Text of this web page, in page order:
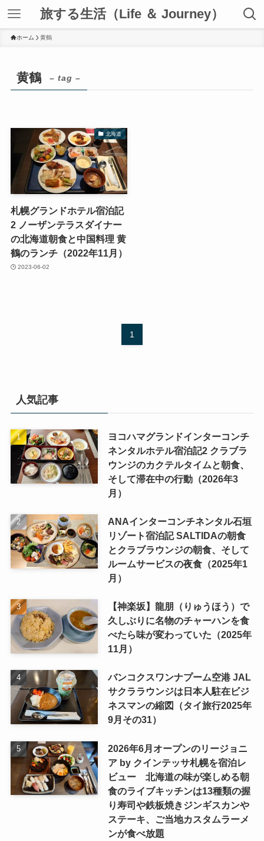
旅する生活（Life ＆ Journey）
ホーム 黄鶴
黄鶴 – tag –
北海道
札幌グランドホテル宿泊記
2 ノーザンテラスダイナー
の北海道朝食と中国料理 黄
鶴のランチ（2022年11月）
2023-06-02
1
人気記事
ヨコハマグランドインターコンチ
ネンタルホテル宿泊記2 クラブラ
ウンジのカクテルタイムと朝食、
そして滞在中の行動（2026年3
月）
ANAインターコンチネンタル石垣
リゾート宿泊記 SALTIDAの朝食
とクラブラウンジの朝食、そして
ルームサービスの夜食（2025年1
月）
【神楽坂】龍朋（りゅうほう）で
久しぶりに名物のチャーハンを食
べたら味が変わっていた（2025年
11月）
バンコクスワンナプーム空港 JAL
サクララウンジは日本人駐在ビジ
ネスマンの縮図（タイ旅行2025年
9月その31）
2026年6月オープンのリージョニ
ア by クインテッサ札幌を宿泊レ
ビュー 北海道の味が楽しめる朝
食のライブキッチンは13種類の握
り寿司や鉄板焼きジンギスカンや
ステーキ、ご当地カスタムラーメ
ンが食べ放題